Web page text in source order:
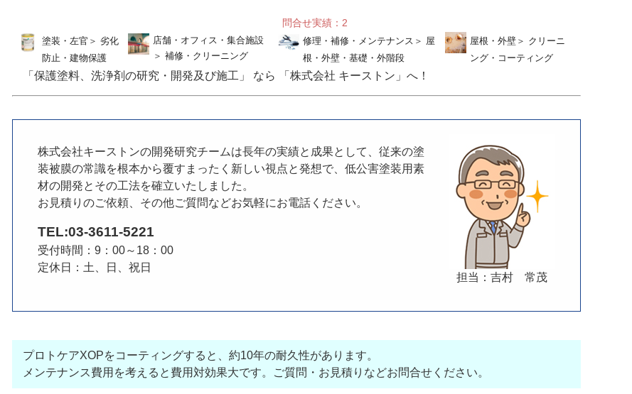
問合せ実績：2
塗装・左官 ＞ 劣化
防止・建物保護
店舗・オフィス・集合施設
＞ 補修・クリーニング
修理・補修・メンテナンス ＞ 屋
根・外壁・基礎・外階段
屋根・外壁 ＞ クリーニ
ング・コーティング
「保護塗料、洗浄剤の研究・開発及び施工」 なら 「株式会社 キーストン」へ！
株式会社キーストンの開発研究チームは長年の実績と成果として、従来の塗
装被膜の常識を根本から覆すまったく新しい視点と発想で、低公害塗装用素
材の開発とその工法を確立いたしました。
お見積りのご依頼、その他ご質問などお気軽にお電話ください。
TEL:03-3611-5221
受付時間：9：00～18：00
定休日：土、日、祝日
担当：吉村 常茂
プロトケアXOPをコーティングすると、約10年の耐久性があります。
メンテナンス費用を考えると費用対効果大です。ご質問・お見積りなどお問合せください。